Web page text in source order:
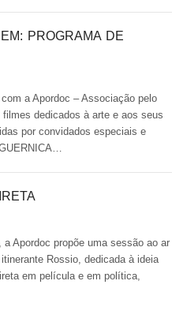
PROGRAMA DE
a Apordoc – Associação pelo
dedicados à arte e aos seus
por convidados especiais e
Apordoc propõe uma sessão ao ar
Rossio, dedicada à ideia
em película e em política,